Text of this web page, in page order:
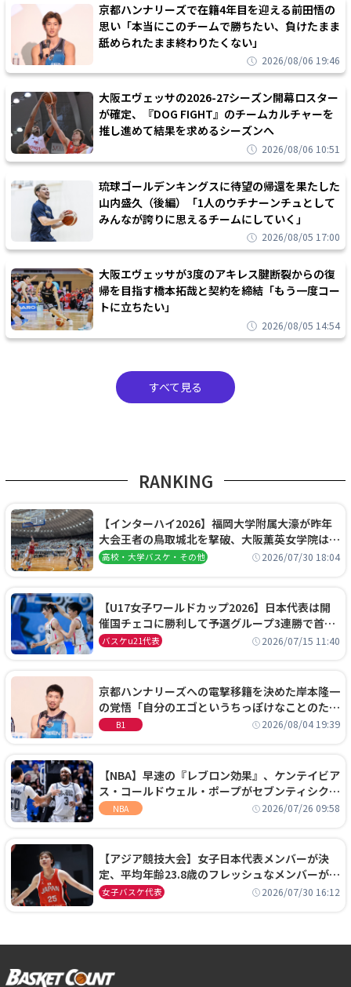
京都ハンナリーズで在籍4年目を迎える前田悟の
思い「本当にこのチームで勝ちたい、負けたまま
舐められたまま終わりたくない」
2026/08/06 19:46
大阪エヴェッサの2026-27シーズン開幕ロスター
が確定、『DOG FIGHT』のチームカルチャーを
推し進めて結果を求めるシーズンへ
2026/08/06 10:51
琉球ゴールデンキングスに待望の帰還を果たした
山内盛久（後編）「1人のウチナーンチュとして
みんなが誇りに思えるチームにしていく」
2026/08/05 17:00
大阪エヴェッサが3度のアキレス腱断裂からの復
帰を目指す橋本拓哉と契約を締結「もう一度コー
トに立ちたい」
2026/08/05 14:54
すべて見る
RANKING
【インターハイ2026】福岡大学附属大濠が昨年
大会王者の鳥取城北を撃破、大阪薫英女学院は岐
阜女子に完勝、大会3日目試合結果
高校・大学バスケ・その他 2026/07/30 18:04
【U17女子ワールドカップ2026】日本代表は開
催国チェコに勝利して予選グループ3連勝で首位
通過！準々決勝の相手はエジプトに決定
バスケu21代表 2026/07/15 11:40
京都ハンナリーズへの電撃移籍を決めた岸本隆一
の覚悟「自分のエゴというちっぽけなことのため
に、京都に来たわけではない」
B1 2026/08/04 19:39
【NBA】早速の『レブロン効果』、ケンテイビア
ス・コールドウェル・ポープがセブンティシクサ
ーズに1年契約で加入
NBA 2026/07/26 09:58
【アジア競技大会】女子日本代表メンバーが決
定、平均年齢23.8歳のフレッシュなメンバーが日
本開催の大舞台で頂点を狙う
女子バスケ代表 2026/07/30 16:12